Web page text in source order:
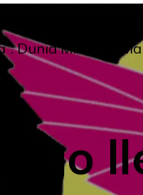
Dunia Miranda-